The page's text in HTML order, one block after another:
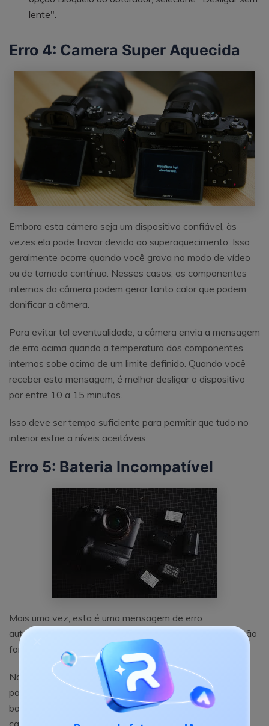
lente".
Erro 4: Camera Super Aquecida
Embora esta câmera seja um dispositivo confiável, às
vezes ela pode travar devido ao superaquecimento. Isso
geralmente ocorre quando você grava no modo de vídeo
ou de tomada contínua. Nesses casos, os componentes
internos da câmera podem gerar tanto calor que podem
danificar a câmera.
Para evitar tal eventualidade, a câmera envia a mensagem
de erro acima quando a temperatura dos componentes
internos sobe acima de um limite definido. Quando você
receber esta mensagem, é melhor desligar o dispositivo
por entre 10 a 15 minutos.
Isso deve ser tempo suficiente para permitir que tudo no
interior esfrie a níveis aceitáveis.
Erro 5: Bateria Incompatível
Mais uma vez, esta é uma mensagem de erro
autoexplicativa. Se a bateria que você tem na câmera não
for compatível, será necessário substituí-la.
No entanto, se você tiver certeza de que a bateria que
possui está correta, a mensagem pode significar que a
bateria está com defeito. Aqui está o que fazer nesse
caso: